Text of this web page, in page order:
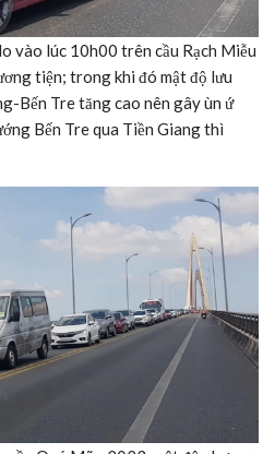
vào lúc 10h00 trên cầu Rạch Miễu
tiện; trong khi đó mật độ lưu
Bến Tre tăng cao nên gây ùn ứ
Bến Tre qua Tiền Giang thì